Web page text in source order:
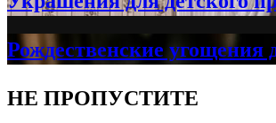
Рождественские угощения
НЕ ПРОПУСТИТЕ